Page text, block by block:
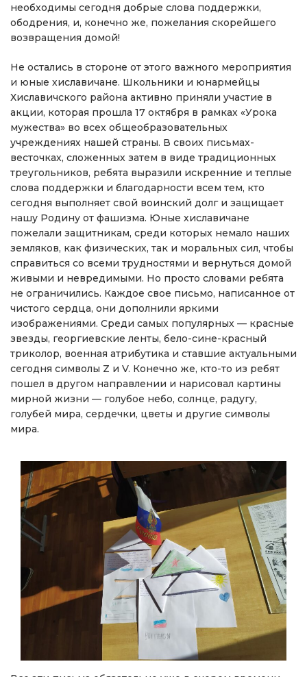
необходимы сегодня добрые слова поддержки,
ободрения, и, конечно же, пожелания скорейшего
возвращения домой!
Не остались в стороне от этого важного мероприятия
и юные хиславичане. Школьники и юнармейцы
Хиславичского района активно приняли участие в
акции, которая прошла 17 октября в рамках «Урока
мужества» во всех общеобразовательных
учреждениях нашей страны. В своих письмах-
весточках, сложенных затем в виде традиционных
треугольников, ребята выразили искренние и теплые
слова поддержки и благодарности всем тем, кто
сегодня выполняет свой воинский долг и защищает
нашу Родину от фашизма. Юные хиславичане
пожелали защитникам, среди которых немало наших
земляков, как физических, так и моральных сил, чтобы
справиться со всеми трудностями и вернуться домой
живыми и невредимыми. Но просто словами ребята
не ограничились. Каждое свое письмо, написанное от
чистого сердца, они дополнили яркими
изображениями. Среди самых популярных — красные
звезды, георгиевские ленты, бело-сине-красный
триколор, военная атрибутика и ставшие актуальными
сегодня символы Z и V. Конечно же, кто-то из ребят
пошел в другом направлении и нарисовал картины
мирной жизни — голубое небо, солнце, радугу,
голубей мира, сердечки, цветы и другие символы
мира.